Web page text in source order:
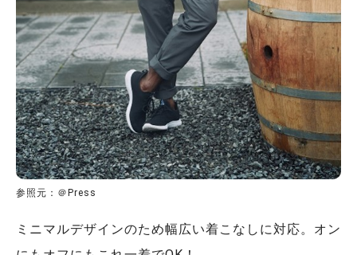
参照元：＠Press
ミニマルデザインのため幅広い着こなしに対応。オン